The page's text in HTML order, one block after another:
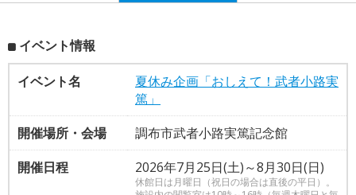
イベント情報
イベント名
夏休み企画「おしえて！武者小路実
篤」
開催場所・会場
調布市武者小路実篤記念館
開催日程
2026年7月25日(土)～8月30日(日)
休館日は月曜日（祝日の場合は直後の平日）。